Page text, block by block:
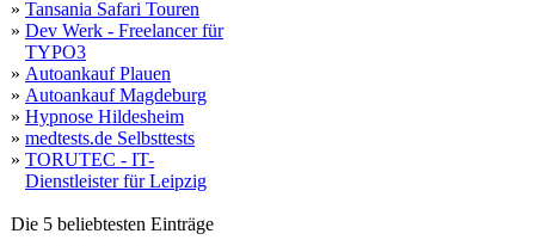
» Tansania Safari Touren
» Dev Werk - Freelancer für
TYPO3
» Autoankauf Plauen
» Autoankauf Magdeburg
» Hypnose Hildesheim
» medtests.de Selbsttests
» TORUTEC - IT-
Dienstleister für Leipzig
Die 5 beliebtesten Einträge